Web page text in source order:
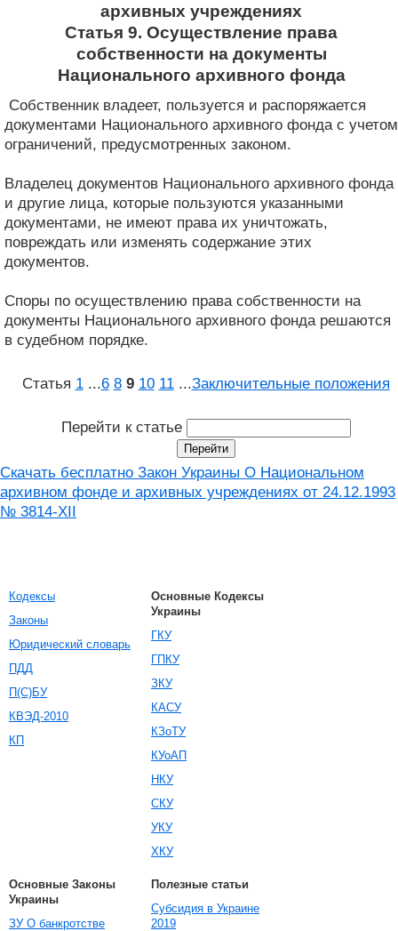
архивных учреждениях
Статья 9. Осуществление права
собственности на документы
Национального архивного фонда
Собственник владеет, пользуется и распоряжается
документами Национального архивного фонда с учетом
ограничений, предусмотренных законом.
Владелец документов Национального архивного фонда
и другие лица, которые пользуются указанными
документами, не имеют права их уничтожать,
повреждать или изменять содержание этих
документов.
Споры по осуществлению права собственности на
документы Национального архивного фонда решаются
в судебном порядке.
Статья 1 ...6 8 9 10 11 ...Заключительные положения
Перейти к статье
Скачать бесплатно Закон Украины О Национальном
архивном фонде и архивных учреждениях от 24.12.1993
№ 3814-XII
Кодексы
Законы
Юридический словарь
ПДД
П(С)БУ
КВЭД-2010
КП
Основные Кодексы
Украины
ГКУ
ГПКУ
ЗКУ
КАСУ
КЗоТУ
КУоАП
НКУ
СКУ
УКУ
ХКУ
Основные Законы
Украины
ЗУ О банкротстве
Полезные статьи
Субсидия в Украине
2019